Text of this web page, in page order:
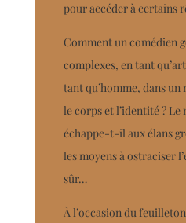
pour accéder à certains
Comment un comédien
complexes, en tant
tant qu’homme, dans
le corps et l’identité ?
échappe-t-il aux élans
les moyens à ostraciser
sûr…
À l’occasion du feuilleton